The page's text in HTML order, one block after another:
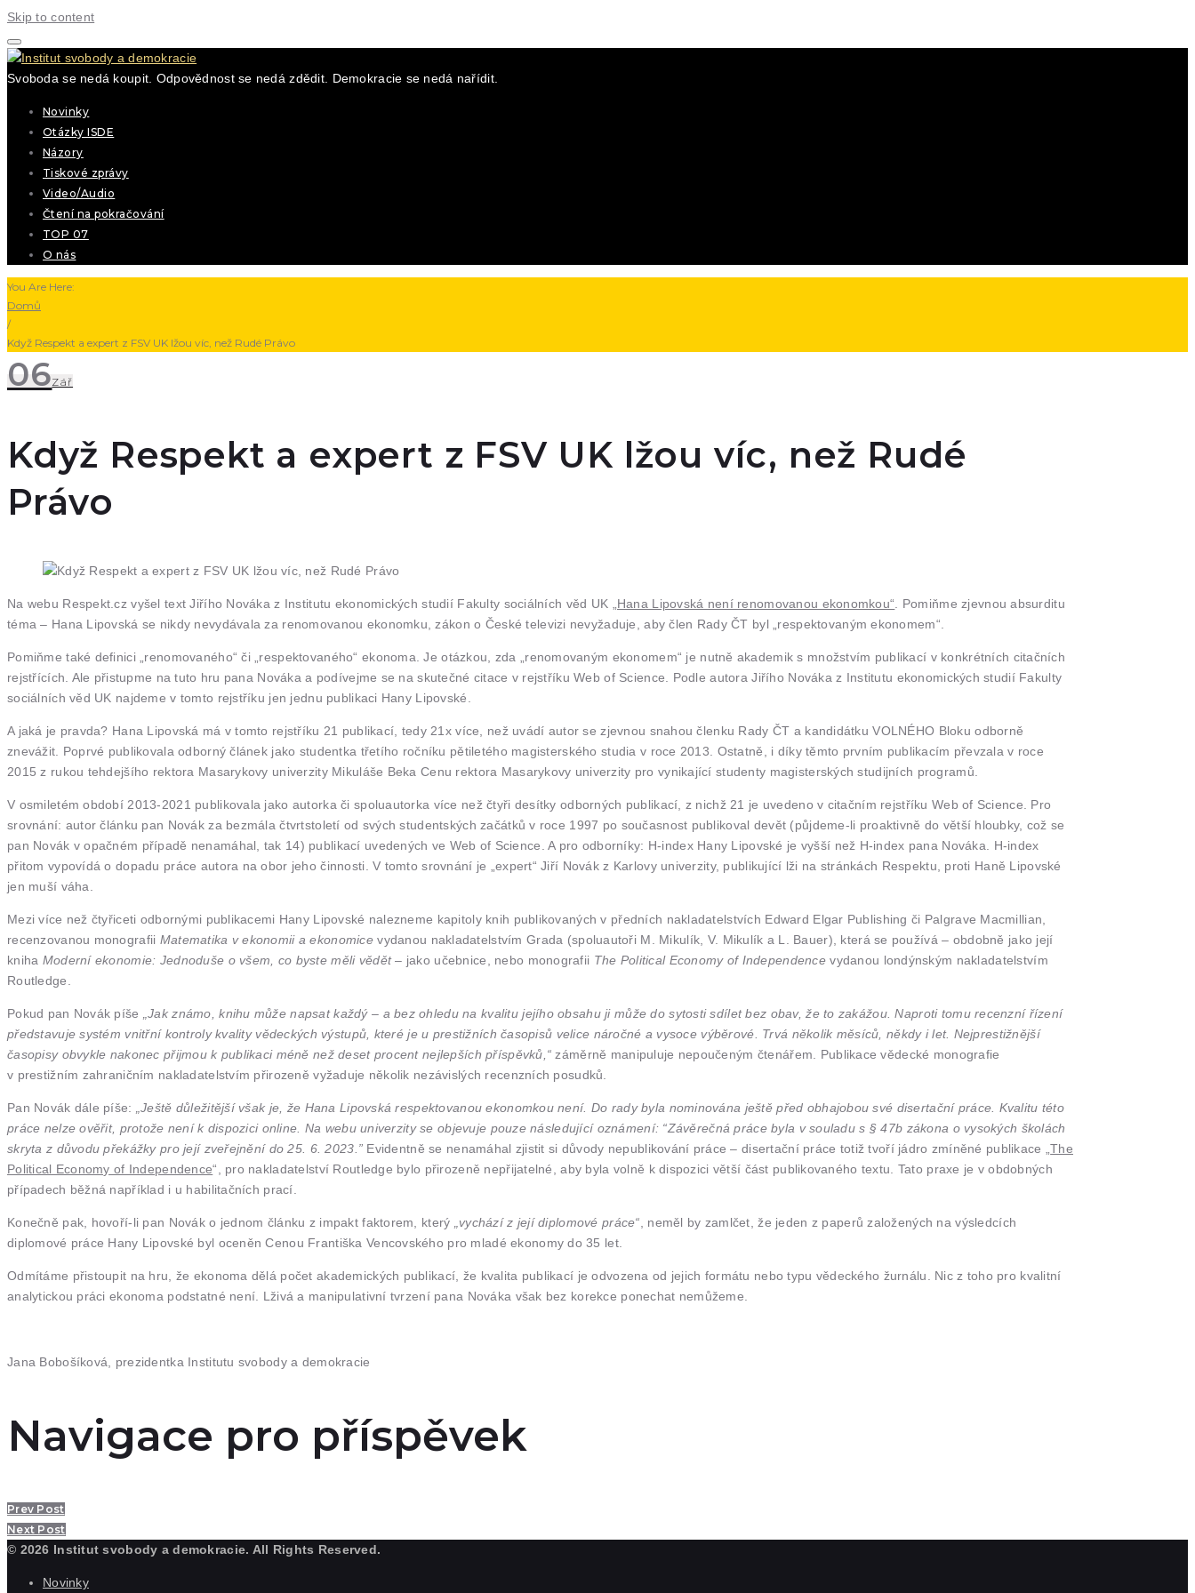
Skip to content
Svoboda se nedá koupit. Odpovědnost se nedá zdědit. Demokracie se nedá nařídit.
Novinky
Otázky ISDE
Názory
Tiskové zprávy
Video/Audio
Čtení na pokračování
TOP 07
O nás
You Are Here:
Domů
/
Když Respekt a expert z FSV UK lžou víc, než Rudé Právo
06Zář
Když Respekt a expert z FSV UK lžou víc, než Rudé
Právo
Na webu Respekt.cz vyšel text Jiřího Nováka z Institutu ekonomických studií Fakulty sociálních věd UK „Hana Lipovská není renomovanou ekonomkou“ . Pomiňme zjevnou absurditu
téma – Hana Lipovská se nikdy nevydávala za renomovanou ekonomku, zákon o České televizi nevyžaduje, aby člen Rady ČT byl „respektovaným ekonomem“.
Pomiňme také definici „renomovaného“ či „respektovaného“ ekonoma. Je otázkou, zda „renomovaným ekonomem“ je nutně akademik s množstvím publikací v konkrétních citačních
rejstřících. Ale přistupme na tuto hru pana Nováka a podívejme se na skutečné citace v rejstříku Web of Science. Podle autora Jiřího Nováka z Institutu ekonomických studií Fakulty
sociálních věd UK najdeme v tomto rejstříku jen jednu publikaci Hany Lipovské.
A jaká je pravda? Hana Lipovská má v tomto rejstříku 21 publikací, tedy 21x více, než uvádí autor se zjevnou snahou členku Rady ČT a kandidátku VOLNÉHO Bloku odborně
znevážit. Poprvé publikovala odborný článek jako studentka třetího ročníku pětiletého magisterského studia v roce 2013. Ostatně, i díky těmto prvním publikacím převzala v roce
2015 z rukou tehdejšího rektora Masarykovy univerzity Mikuláše Beka Cenu rektora Masarykovy univerzity pro vynikající studenty magisterských studijních programů.
V osmiletém období 2013-2021 publikovala jako autorka či spoluautorka více než čtyři desítky odborných publikací, z nichž 21 je uvedeno v citačním rejstříku Web of Science. Pro
srovnání: autor článku pan Novák za bezmála čtvrtstoletí od svých studentských začátků v roce 1997 po současnost publikoval devět (půjdeme-li proaktivně do větší hloubky, což se
pan Novák v opačném případě nenamáhal, tak 14) publikací uvedených ve Web of Science. A pro odborníky: H-index Hany Lipovské je vyšší než H-index pana Nováka. H-index
přitom vypovídá o dopadu práce autora na obor jeho činnosti. V tomto srovnání je „expert“ Jiří Novák z Karlovy univerzity, publikující lži na stránkách Respektu, proti Haně Lipovské
jen muší váha.
Mezi více než čtyřiceti odbornými publikacemi Hany Lipovské nalezneme kapitoly knih publikovaných v předních nakladatelstvích Edward Elgar Publishing či Palgrave Macmillian,
recenzovanou monografii Matematika v ekonomii a ekonomicevydanou nakladatelstvím Grada (spoluautoři M. Mikulík, V. Mikulík a L. Bauer), která se používá – obdobně jako její
kniha Moderní ekonomie: Jednoduše o všem, co byste měli vědět– jako učebnice, nebo monografii The Political Economy of Independence vydanou londýnským nakladatelstvím
Routledge.
Pokud pan Novák píše
„Jak známo, knihu může napsat každý – a bez ohledu na kvalitu jejího obsahu ji může do sytosti sdílet bez obav, že to zakážou. Naproti tomu recenzní řízení
představuje systém vnitřní kontroly kvality vědeckých výstupů, které je u prestižních časopisů velice náročné a vysoce výběrové. Trvá několik měsíců, někdy i let. Nejprestižnější
časopisy obvykle nakonec přijmou k publikaci méně než deset procent nejlepších příspěvků,“ záměrně manipuluje nepoučeným čtenářem. Publikace vědecké monografie
v prestižním zahraničním nakladatelstvím přirozeně vyžaduje několik nezávislých recenzních posudků.
Pan Novák dále píše:
„Ještě důležitější však je, že Hana Lipovská respektovanou ekonomkou není. Do rady byla nominována ještě před obhajobou své disertační práce. Kvalitu této
práce nelze ověřit, protože není k dispozici online. Na webu univerzity se objevuje pouze následující oznámení: “Závěrečná práce byla v souladu s § 47b zákona o vysokých školách
skryta z důvodu překážky pro její zveřejnění do 25. 6. 2023.” Evidentně se nenamáhal zjistit si důvody nepublikování práce – disertační práce totiž tvoří jádro zmíněné publikace „The
Political Economy of Independence“, pro nakladatelství Routledge bylo přirozeně nepřijatelné, aby byla volně k dispozici větší část publikovaného textu. Tato praxe je v obdobných
případech běžná například i u habilitačních prací.
Konečně pak, hovoří-li pan Novák o jednom článku z impakt faktorem, který „vychází z její diplomové práce“ , neměl by zamlčet, že jeden z paperů založených na výsledcích
diplomové práce Hany Lipovské byl oceněn Cenou Františka Vencovského pro mladé ekonomy do 35 let.
Odmítáme přistoupit na hru, že ekonoma dělá počet akademických publikací, že kvalita publikací je odvozena od jejich formátu nebo typu vědeckého žurnálu. Nic z toho pro kvalitní
analytickou práci ekonoma podstatné není. Lživá a manipulativní tvrzení pana Nováka však bez korekce ponechat nemůžeme.
Jana Bobošíková, prezidentka Institutu svobody a demokracie
Navigace pro příspěvek
Prev Post
Next Post
© 2026 Institut svobody a demokracie. All Rights Reserved.
Novinky